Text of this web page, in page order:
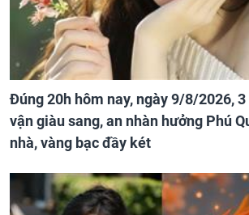
Đúng 20h hôm nay, ngày 9/8/2026,
vận giàu sang, an nhàn hưởng Phú
nhà, vàng bạc đầy két